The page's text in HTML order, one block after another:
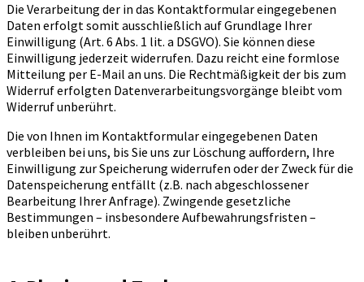
Die Verarbeitung der in das Kontaktformular eingegebenen
Daten erfolgt somit ausschließlich auf Grundlage Ihrer
Einwilligung (Art. 6 Abs. 1 lit. a DSGVO). Sie können diese
Einwilligung jederzeit widerrufen. Dazu reicht eine formlose
Mitteilung per E-Mail an uns. Die Rechtmäßigkeit der bis zum
Widerruf erfolgten Datenverarbeitungsvorgänge bleibt vom
Widerruf unberührt.
Die von Ihnen im Kontaktformular eingegebenen Daten
verbleiben bei uns, bis Sie uns zur Löschung auffordern, Ihre
Einwilligung zur Speicherung widerrufen oder der Zweck für die
Datenspeicherung entfällt (z.B. nach abgeschlossener
Bearbeitung Ihrer Anfrage). Zwingende gesetzliche
Bestimmungen – insbesondere Aufbewahrungsfristen –
bleiben unberührt.